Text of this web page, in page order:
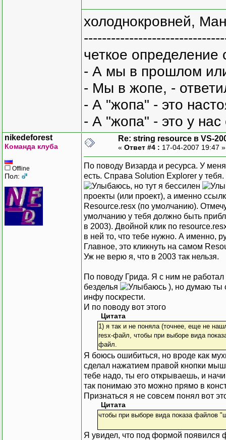
холоднокровней,
четкое
- А мы в прошлом
- Мы в жопе, -
- А "жопа" - это
- А "жопа" - это у
nikedeforest
Команда клуба
Offline
Пол:
Re: string resource в VS-
« Ответ #4 : 17-04-2007 19:47
По поводу Визарда и ресурса. У
есть. Справа Solution Explorer у
, но тут я бессилен
проекты (или проект), а именно
Resource.resx (по умолчанию).
умолчанию у тебя должно быть
в 2003). Двойной клик по
в ней то, что тебе нужно. А именно,
Главное, это кликнуть на самом
Уж не верю я, что в 2003 так нельзя.
По поводу Грида. Я с ним не
безделья
), но думаю ты
инфу поскрести.
И по поводу вот этого
Цитата
1) я так и не поняла (точнее, еще не
resx-файл, чтобы при выборе вида
файл.
Я боюсь ошибиться, но вроде как
сделал нажатием правой кнопки
тебе надо, ты его открываешь, и
так понимаю это можно прямо в
Признаться я не совсем понял вот
Цитата
чтобы при выборе вида показа файлов
Я увидел, что под формой появился